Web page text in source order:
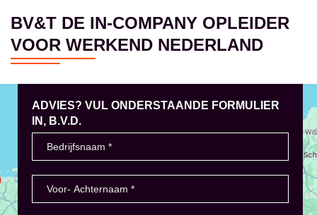
BV&T DE IN-COMPANY OPLEIDER
VOOR WERKEND NEDERLAND
ADVIES? VUL ONDERSTAANDE FORMULIER
IN, B.V.D.